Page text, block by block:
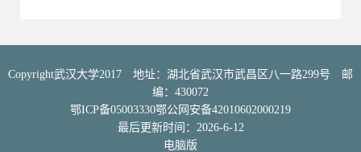
Copyright武汉大学2017 地址：湖北省武汉市武昌区八一路299号 邮
编：430072
鄂ICP备05003330鄂公网安备42010602000219
最后更新时间： 2026-6-12
电脑版